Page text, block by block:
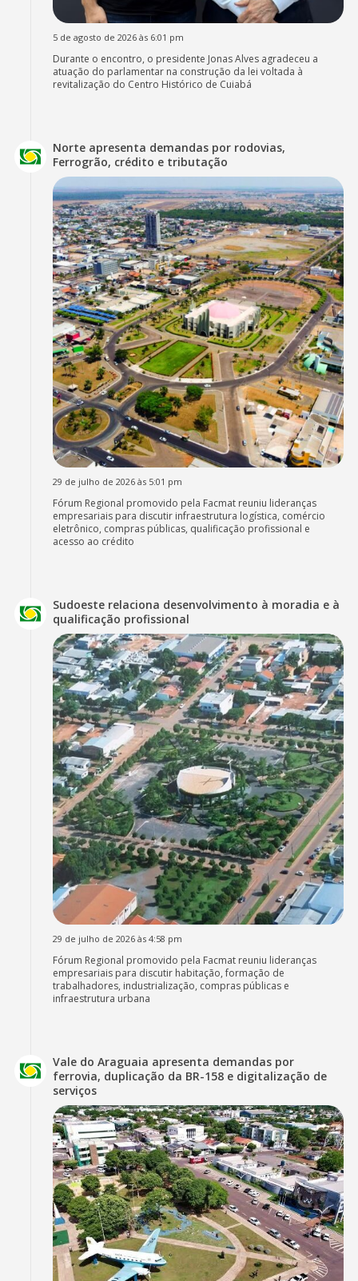
5 de agosto de 2026 às 6:01 pm
Durante o encontro, o presidente Jonas Alves agradeceu a
atuação do parlamentar na construção da lei voltada à
revitalização do Centro Histórico de Cuiabá
Norte apresenta demandas por rodovias,
Ferrogrão, crédito e tributação
29 de julho de 2026 às 5:01 pm
Fórum Regional promovido pela Facmat reuniu lideranças
empresariais para discutir infraestrutura logística, comércio
eletrônico, compras públicas, qualificação profissional e
acesso ao crédito
Sudoeste relaciona desenvolvimento à moradia e à
qualificação profissional
29 de julho de 2026 às 4:58 pm
Fórum Regional promovido pela Facmat reuniu lideranças
empresariais para discutir habitação, formação de
trabalhadores, industrialização, compras públicas e
infraestrutura urbana
Vale do Araguaia apresenta demandas por
ferrovia, duplicação da BR-158 e digitalização de
serviços